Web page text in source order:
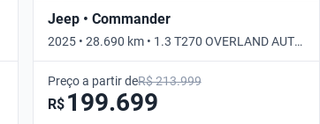
Jeep • Commander
2025 • 28.690 km • 1.3 T270 OVERLAND AUTO
• Automático
Preço a partir deR$ 213.999
R$ 199.699